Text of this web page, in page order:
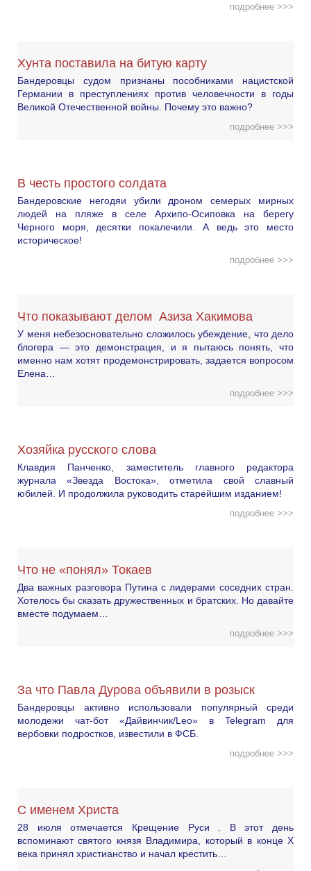
подробнее >>>
Хунта поставила на битую карту
Бандеровцы судом признаны пособниками нацистской
Германии в преступлениях против человечности в годы
Великой Отечественной войны. Почему это важно?
подробнее >>>
В честь простого солдата
Бандеровские негодяи убили дроном семерых мирных
людей на пляже в селе Архипо-Осиповка на берегу
Черного моря, десятки покалечили. А ведь это место
историческое!
подробнее >>>
Что показывают делом Азиза Хакимова
У меня небезосновательно сложилось убеждение, что дело
блогера — это демонстрация, и я пытаюсь понять, что
именно нам хотят продемонстрировать, задается вопросом
Елена…
подробнее >>>
Хозяйка русского слова
Клавдия Панченко, заместитель главного редактора
журнала «Звезда Востока», отметила свой славный
юбилей. И продолжила руководить старейшим изданием!
подробнее >>>
Что не «понял» Токаев
Два важных разговора Путина с лидерами соседних стран.
Хотелось бы сказать дружественных и братских. Но давайте
вместе подумаем…
подробнее >>>
За что Павла Дурова объявили в розыск
Бандеровцы активно использовали популярный среди
молодежи чат-бот «Дайвинчик/Leo» в Telegram для
вербовки подростков, известили в ФСБ.
подробнее >>>
С именем Христа
28 июля отмечается Крещение Руси . В этот день
вспоминают святого князя Владимира, который в конце X
века принял христианство и начал крестить…